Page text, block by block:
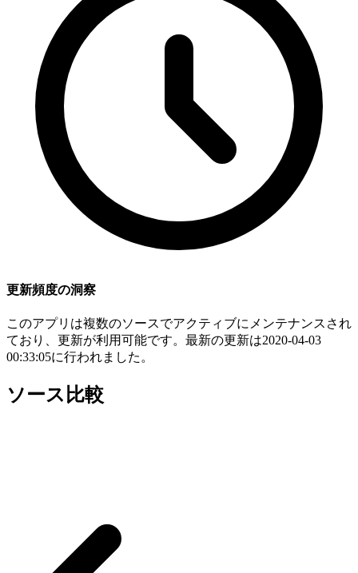
更新頻度の洞察
このアプリは複数のソースでアクティブにメンテナンスされ
ており、更新が利用可能です。最新の更新は2020-04-03
00:33:05に行われました。
ソース比較